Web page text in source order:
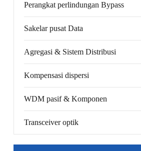
Perangkat perlindungan Bypass
Sakelar pusat Data
Agregasi & Sistem Distribusi
Kompensasi dispersi
WDM pasif & Komponen
Transceiver optik